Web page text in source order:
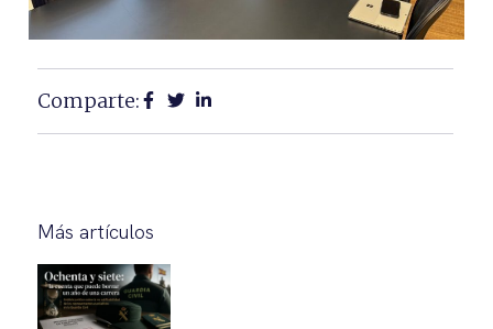
Comparte:
Más artículos